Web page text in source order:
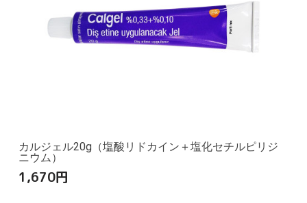
カルジェル20g（塩酸リドカイン＋塩化セチルピリジ
ニウム）
1,670円